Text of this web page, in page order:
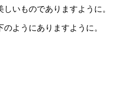
いものでありますように。
ようにありますように。